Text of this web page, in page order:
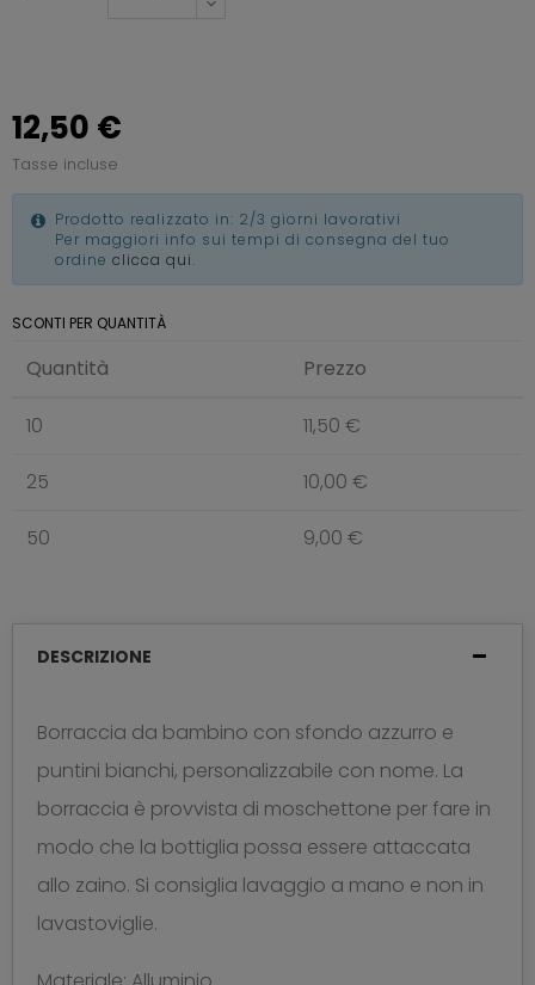
12,50 €
Tasse incluse
Prodotto realizzato in: 2/3 giorni lavorativi
Per maggiori info sui tempi di consegna del tuo
ordine clicca qui.
SCONTI PER QUANTITÀ
Quantità Prezzo
10 11,50 €
25 10,00 €
50 9,00 €
DESCRIZIONE
Borraccia da bambino con sfondo azzurro e
puntini bianchi, personalizzabile con nome. La
borraccia è provvista di moschettone per fare in
modo che la bottiglia possa essere attaccata
allo zaino. Si consiglia lavaggio a mano e non in
lavastoviglie.